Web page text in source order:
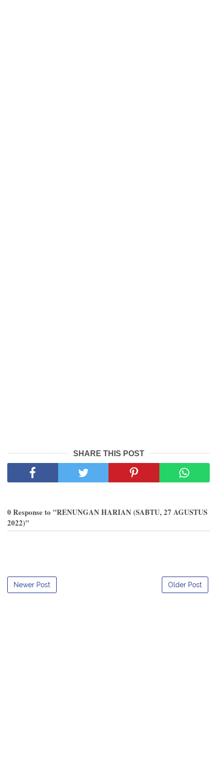
SHARE THIS POST
0 Response to "RENUNGAN HARIAN (SABTU, 27 AGUSTUS
2022)"
Newer Post Older Post